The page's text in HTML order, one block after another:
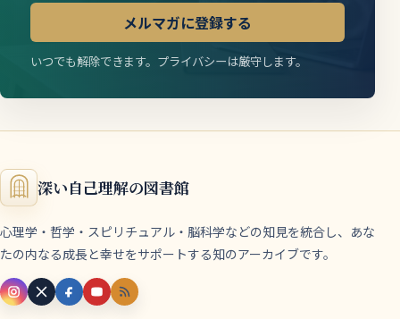
メルマガに登録する
いつでも解除できます。プライバシーは厳守します。
深い自己理解の図書館
心理学・哲学・スピリチュアル・脳科学などの知見を統合し、あな
たの内なる成長と幸せをサポートする知のアーカイブです。